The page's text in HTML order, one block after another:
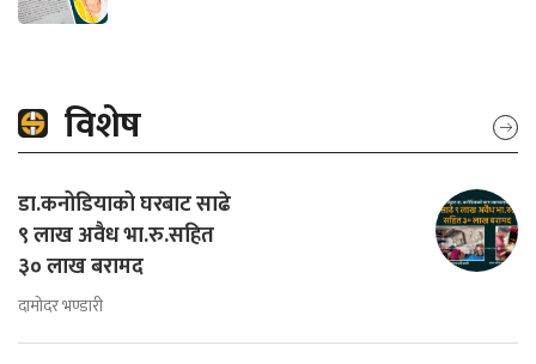
विशेष
डा.कनोडियाको घरबाट साढे
९ लाख अवैध भा.रु.सहित
३० लाख बरामद
दामोदर भण्डारी